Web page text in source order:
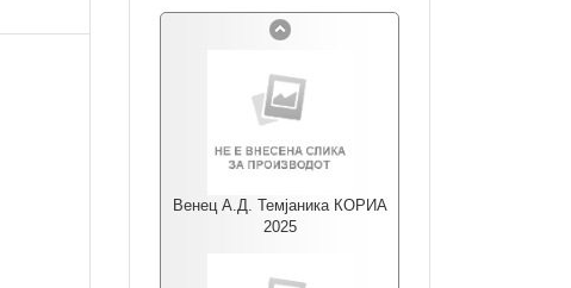
Венец А.Д. Темјаника КОРИА
2025